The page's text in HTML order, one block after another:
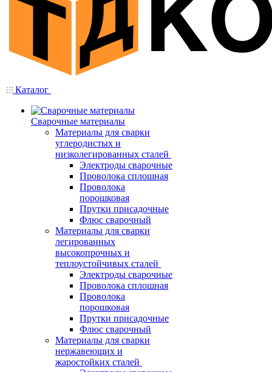
Каталог
Сварочные материалы
Материалы для сварки
углеродистых и
низколегированных сталей
Электроды сварочные
Проволока сплошная
Проволока
порошковая
Прутки присадочные
Флюс сварочный
Материалы для сварки
легированных
высокопрочных и
теплоустойчивых сталей
Электроды сварочные
Проволока сплошная
Проволока
порошковая
Прутки присадочные
Флюс сварочный
Материалы для сварки
нержавеющих и
жаростойких сталей